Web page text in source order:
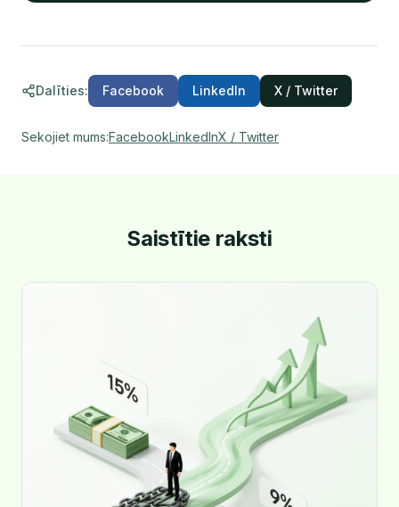
Dalīties: Facebook LinkedIn X / Twitter
Sekojiet mums:FacebookLinkedInX / Twitter
Saistītie raksti